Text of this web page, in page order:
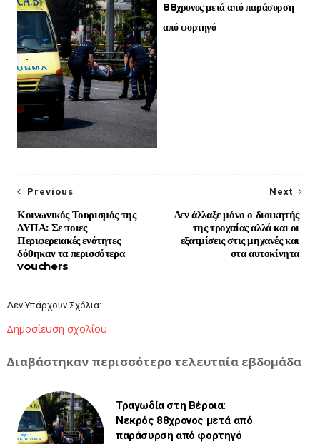
88χρονος μετά από παράσυρση
από φορτηγό
Next
Δεν άλλαξε μόνο ο διοικητής
της τροχαίας αλλά και οι
εξατμίσεις στις μηχανές και
στα αυτοκίνητα
Previous
Κοινωνικός Τουρισμός της
ΔΥΠΑ: Σε ποιες
Περιφερειακές ενότητες
δόθηκαν τα περισσότερα
vouchers
Δεν Υπάρχουν Σχόλια:
Δημοσίευση σχολίου
Διαβάστηκαν περισσότερο τελευταία εβδομάδα
Τραγωδία στη Βέροια:
Νεκρός 88χρονος μετά από
παράσυρση από φορτηγό